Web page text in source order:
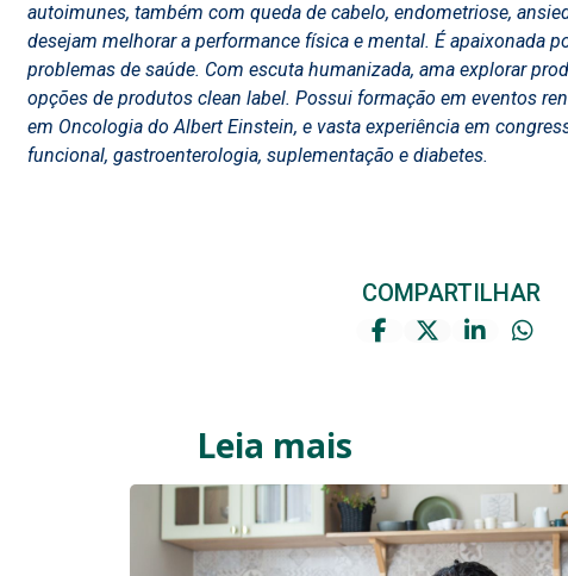
autoimunes, também com queda de cabelo, endometriose,
desejam melhorar a performance física e mental. É apaixonada
problemas de saúde. Com escuta humanizada, ama explorar
opções de produtos clean label. Possui formação em eventos
em Oncologia do Albert Einstein, e vasta experiência em
funcional, gastroenterologia, suplementação e diabetes.
COMPARTILHAR
Leia mais